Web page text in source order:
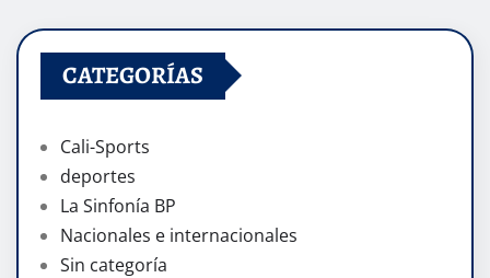
CATEGORÍAS
Cali-Sports
deportes
La Sinfonía BP
Nacionales e internacionales
Sin categoría